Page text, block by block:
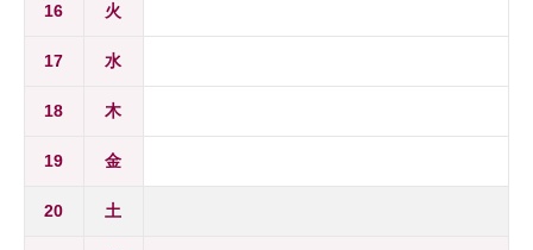
16 火
17 水
18 木
19 金
20 土